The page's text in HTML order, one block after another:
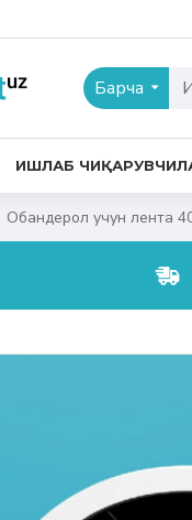
Барча
ИШЛАБ
Обандерол учун лента